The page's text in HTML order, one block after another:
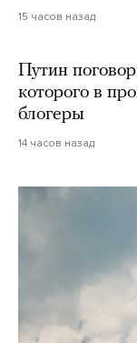
15 часов назад
Путин
которого в
блогеры
14 часов назад